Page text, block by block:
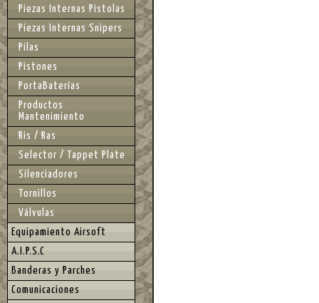
Piezas Internas Pistolas
Piezas Internas Snipers
Pilas
Pistones
PortaBaterías
Productos
Mantenimiento
Ris / Ras
Selector / Tappet Plate
Silenciadores
Tornillos
Válvulas
Equipamiento Airsoft
A.I.P.S.C
Banderas y Parches
Comunicaciones